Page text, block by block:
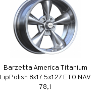
Barzetta America Titanium
LipPolish 8x17 5x127 ET0 NAV
78,1